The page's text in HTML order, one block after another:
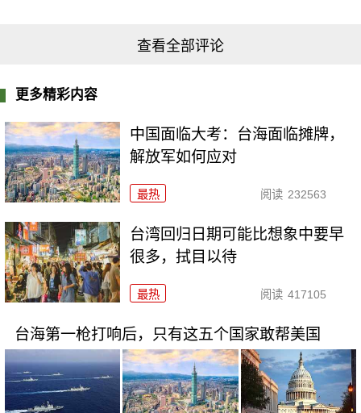
查看全部评论
更多精彩内容
中国面临大考：台海面临摊牌，
解放军如何应对
最热 阅读 232563
台湾回归日期可能比想象中要早
很多，拭目以待
最热 阅读 417105
台海第一枪打响后，只有这五个国家敢帮美国